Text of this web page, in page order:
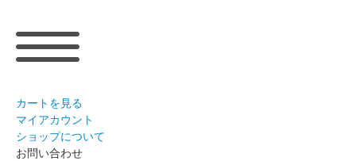
カートを見る
マイアカウント
ショップについて
お問い合わせ